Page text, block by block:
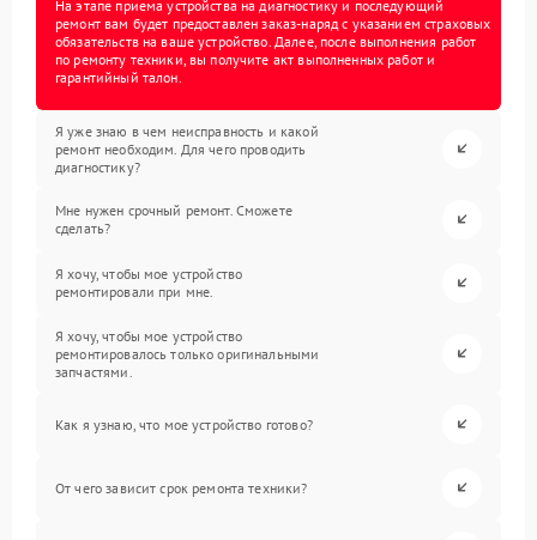
На этапе приема устройства на диагностику и последующий
ремонт вам будет предоставлен заказ-наряд с указанием страховых
обязательств на ваше устройство. Далее, после выполнения работ
по ремонту техники, вы получите акт выполненных работ и
гарантийный талон.
Я уже знаю в чем неисправность и какой
ремонт необходим. Для чего проводить
диагностику?
Мне нужен срочный ремонт. Сможете
сделать?
Я хочу, чтобы мое устройство
ремонтировали при мне.
Я хочу, чтобы мое устройство
ремонтировалось только оригинальными
запчастями.
Как я узнаю, что мое устройство готово?
От чего зависит срок ремонта техники?